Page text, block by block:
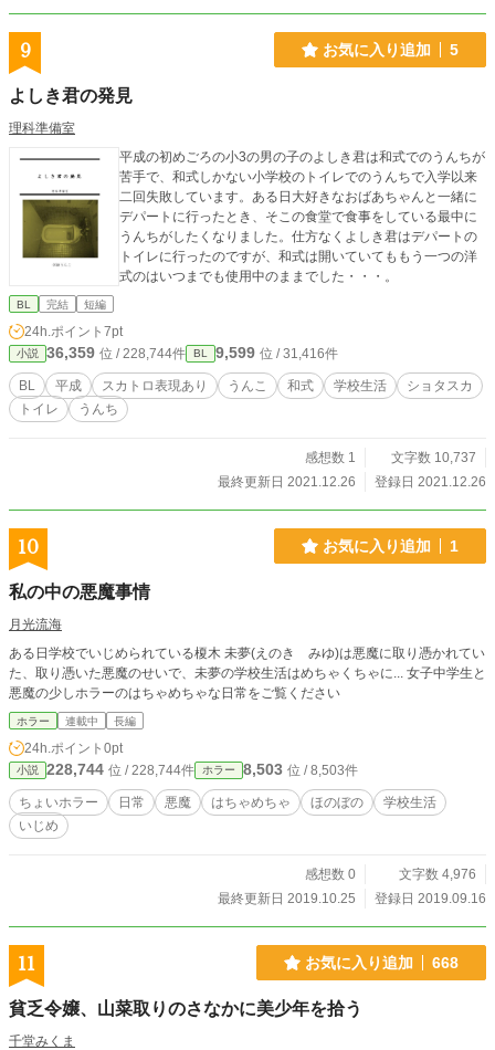
9 お気に入り追加 5
よしき君の発見
理科準備室
平成の初めごろの小3の男の子のよしき君は和式でのうんちが
苦手で、和式しかない小学校のトイレでのうんちで入学以来
二回失敗しています。ある日大好きなおばあちゃんと一緒に
デパートに行ったとき、そこの食堂で食事をしている最中に
うんちがしたくなりました。仕方なくよしき君はデパートの
トイレに行ったのですが、和式は開いていてももう一つの洋
式のはいつまでも使用中のままでした・・・。
BL 完結 短編
24h.ポイント 7pt
小説 36,359 位 / 228,744件 BL 9,599 位 / 31,416件
BL 平成 スカトロ表現あり うんこ 和式 学校生活
ショタスカ
トイレ
うんち
感想数 1
文字数 10,737
最終更新日 2021.12.26
登録日 2021.12.26
10 お気に入り追加 1
私の中の悪魔事情
月光流海
ある日学校でいじめられている榎木 未夢(えのき みゆ)は悪魔に取り憑かれてい
た、取り憑いた悪魔のせいで、未夢の学校生活はめちゃくちゃに... 女子中学生と
悪魔の少しホラーのはちゃめちゃな日常をご覧ください
ホラー 連載中 長編
24h.ポイント 0pt
小説 228,744 位 / 228,744件 ホラー 8,503 位 / 8,503件
ちょいホラー 日常 悪魔 はちゃめちゃ ほのぼの
学校生活
いじめ
感想数 0
文字数 4,976
最終更新日 2019.10.25
登録日 2019.09.16
11 お気に入り追加 668
貧乏令嬢、山菜取りのさなかに美少年を拾う
千堂みくま